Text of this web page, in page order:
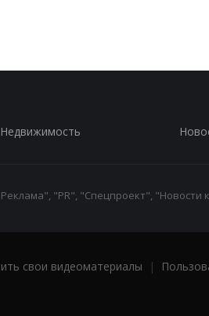
Недвижимость
"PR", "Спецпроект", "Новости
свои видеоматериалы |